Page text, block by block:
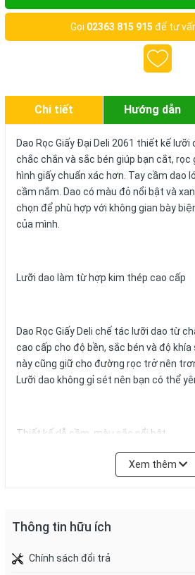
Gọi 02363 815 915 để tư
Chi tiết Hướng dẫn
Dao Rọc Giấy Đại Deli 2061 thiết kế lưỡi
chắc chắn và sắc bén giúp bạn cắt, rọc
hình giấy chuẩn xác hơn. Tay cầm dao
cầm nắm. Dao có màu đỏ nổi bật và
chọn để phù hợp với không gian bày
của mình.
Lưỡi dao làm từ hợp kim thép cao cấp
Dao Rọc Giấy Deli chế tác lưỡi dao từ
cao cấp cho độ bền, sắc bén và độ khía
này cũng giữ cho đường rọc trở nên
Lưỡi dao không gỉ sét nên bạn có thể
Thiết kế dễ cầm, màu sắc nổi bật
thoải mái, giúp bạn giữ vững tay đê
chuẩn xác, linh hoạt hơn. Chuôi dao dễ
thật nhanh chóng tạo sự tiện lợi tối ưu
màu đỏ nổi bật và xanh trẻ trung cho
Xem thêm
Thông tin hữu ích
Chính sách đổi trả